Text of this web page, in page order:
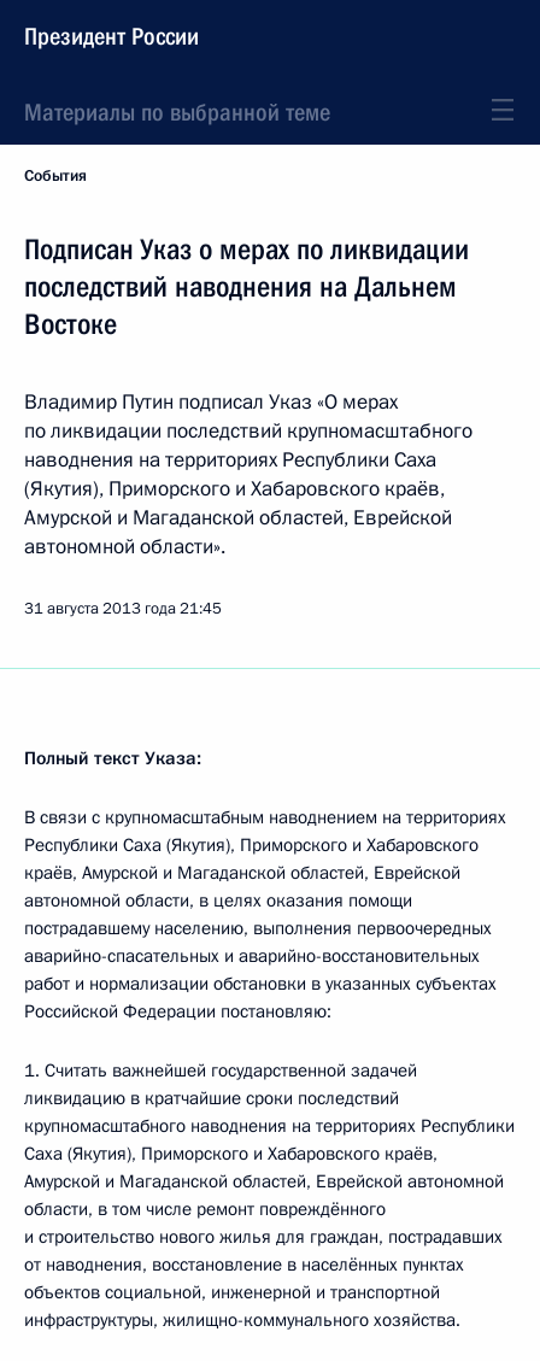
Президент России
Материалы по выбранной теме
События
Подписан Указ о мерах по ликвидации
последствий наводнения на Дальнем
Востоке
Владимир Путин подписал Указ «О мерах
по ликвидации последствий крупномасштабного
наводнения на территориях Республики Саха
(Якутия), Приморского и Хабаровского краёв,
Амурской и Магаданской областей, Еврейской
автономной области».
31 августа 2013 года21:45
Полный текст Указа:
В связи с крупномасштабным наводнением на территориях
Республики Саха (Якутия), Приморского и Хабаровского
краёв, Амурской и Магаданской областей, Еврейской
автономной области, в целях оказания помощи
пострадавшему населению, выполнения первоочередных
аварийно-спасательных и аварийно-восстановительных
работ и нормализации обстановки в указанных субъектах
Российской Федерации постановляю:
1. Считать важнейшей государственной задачей
ликвидацию в кратчайшие сроки последствий
крупномасштабного наводнения на территориях Республики
Саха (Якутия), Приморского и Хабаровского краёв,
Амурской и Магаданской областей, Еврейской автономной
области, в том числе ремонт повреждённого
и строительство нового жилья для граждан, пострадавших
от наводнения, восстановление в населённых пунктах
объектов социальной, инженерной и транспортной
инфраструктуры, жилищно-коммунального хозяйства.